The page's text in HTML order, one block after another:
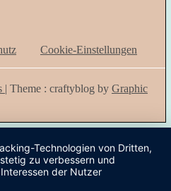
Cookie-Einstellungen
| Theme : craftyblog by Graphic
Technologien von Dritten,
zu verbessern und
der Nutzer